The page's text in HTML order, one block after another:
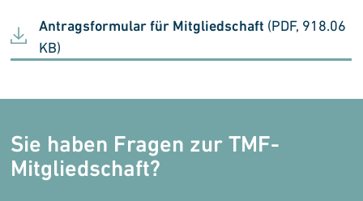
Antragsformular für Mitgliedschaft (PDF, 918.06
KB)
Sie haben Fragen zur TMF-
Mitgliedschaft?